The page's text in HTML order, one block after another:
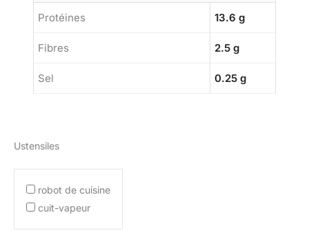
Protéines 13.6 g
Fibres 2.5 g
Sel 0.25 g
Ustensiles
robot de cuisine
cuit-vapeur